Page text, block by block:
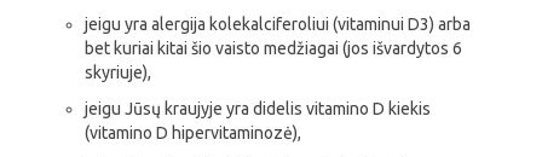
jeigu yra alergija kolekalciferoliui (vitaminui D3) arba
bet kuriai kitai šio vaisto medžiagai (jos išvardytos 6
skyriuje),
jeigu Jūsų kraujyje yra didelis vitamino D kiekis
(vitamino D hipervitaminozė),